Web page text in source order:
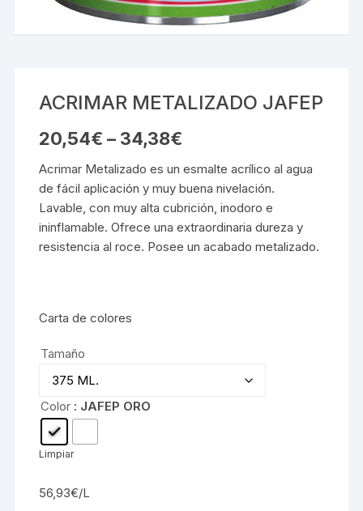
ACRIMAR METALIZADO JAFEP
20,54€ – 34,38€
Acrimar Metalizado es un esmalte acrílico al agua
de fácil aplicación y muy buena nivelación.
Lavable, con muy alta cubrición, inodoro e
ininflamable. Ofrece una extraordinaria dureza y
resistencia al roce. Posee un acabado metalizado.
Carta de colores
Tamaño
Color : JAFEP ORO
Limpiar
56,93€/L